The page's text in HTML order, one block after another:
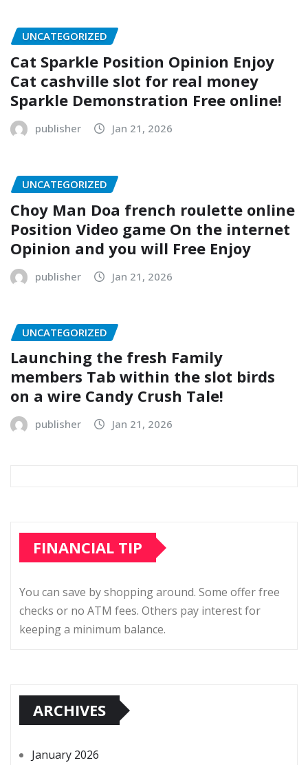
UNCATEGORIZED
Cat Sparkle Position Opinion Enjoy
Cat cashville slot for real money
Sparkle Demonstration Free online!
publisher Jan 21, 2026
UNCATEGORIZED
Choy Man Doa french roulette online
Position Video game On the internet
Opinion and you will Free Enjoy
publisher Jan 21, 2026
UNCATEGORIZED
Launching the fresh Family
members Tab within the slot birds
on a wire Candy Crush Tale!
publisher Jan 21, 2026
FINANCIAL TIP
You can save by shopping around. Some offer free
checks or no ATM fees. Others pay interest for
keeping a minimum balance.
ARCHIVES
January 2026